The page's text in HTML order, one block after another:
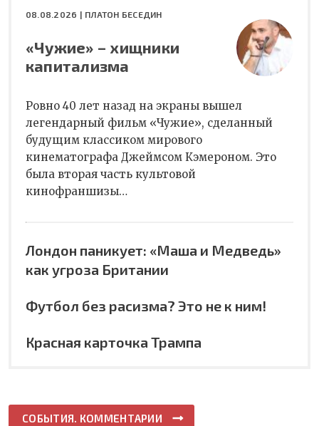
08.08.2026 | ПЛАТОН БЕСЕДИН
«Чужие» – хищники
капитализма
Ровно 40 лет назад на экраны вышел
легендарный фильм «Чужие», сделанный
будущим классиком мирового
кинематографа Джеймсом Кэмероном. Это
была вторая часть культовой
кинофраншизы…
Лондон паникует: «Маша и Медведь»
как угроза Британии
Футбол без расизма? Это не к ним!
Красная карточка Трампа
СОБЫТИЯ. КОММЕНТАРИИ